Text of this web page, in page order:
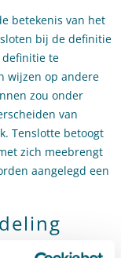
betekenis van het
bij de definitie
definitie te
wijzen op andere
zou onder
van
Tenslotte betoogt
zich meebrengt
aangelegd een